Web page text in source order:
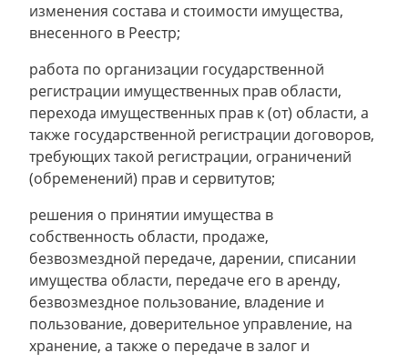
изменения состава и стоимости имущества,
внесенного в Реестр;
работа по организации государственной
регистрации имущественных прав области,
перехода имущественных прав к (от) области, а
также государственной регистрации договоров,
требующих такой регистрации, ограничений
(обременений) прав и сервитутов;
решения о принятии имущества в
собственность области, продаже,
безвозмездной передаче, дарении, списании
имущества области, передаче его в аренду,
безвозмездное пользование, владение и
пользование, доверительное управление, на
хранение, а также о передаче в залог и